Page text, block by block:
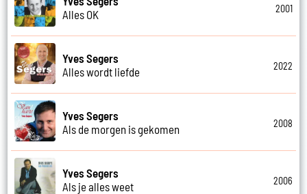
Alles OK
2001
Yves Segers
Alles wordt liefde
2022
Yves Segers
Als de morgen is gekomen
2008
Yves Segers
Als je alles weet
2006